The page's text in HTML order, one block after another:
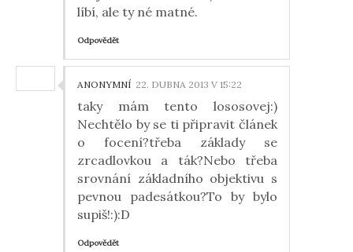
líbí, ale ty né matné.
Odpovědět
ANONYMNÍ 22. DUBNA 2013 V 15:22
taky mám tento lososovej:)
Nechtělo by se ti připravit článek
o focení?třeba základy se
zrcadlovkou a ták?Nebo třeba
srovnání základního objektivu s
pevnou padesátkou?To by bylo
supiš!:):D
Odpovědět